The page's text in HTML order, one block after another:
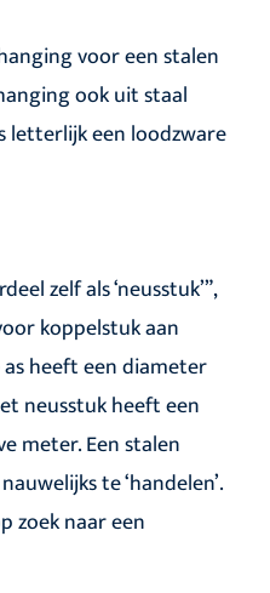
voor een stalen
ook uit staal
letterlijk een loodzware
zelf als ‘neusstuk’”,
koppelstuk aan
as heeft een diameter
neusstuk heeft een
meter. Een stalen
te ‘handelen’.
zoek naar een